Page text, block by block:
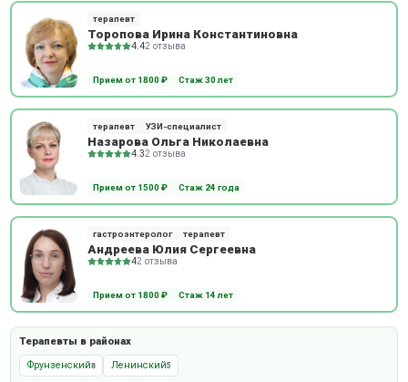
терапевт
Торопова Ирина Константиновна
4.42 отзыва
Прием от 1800 ₽ Стаж 30 лет
терапевт УЗИ-специалист
Назарова Ольга Николаевна
4.32 отзыва
Прием от 1500 ₽ Стаж 24 года
гастроэнтеролог терапевт
Андреева Юлия Сергеевна
42 отзыва
Прием от 1800 ₽ Стаж 14 лет
Терапевты в районах
Фрунзенский8 Ленинский5